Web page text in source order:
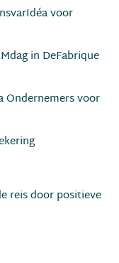
voor
in DeFabrique
Ondernemers voor
reis door positieve